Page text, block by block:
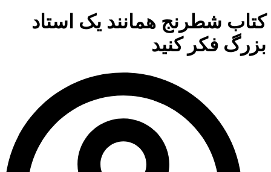
کتاب شطرنج همانند یک استاد
بزرگ فکر کنید